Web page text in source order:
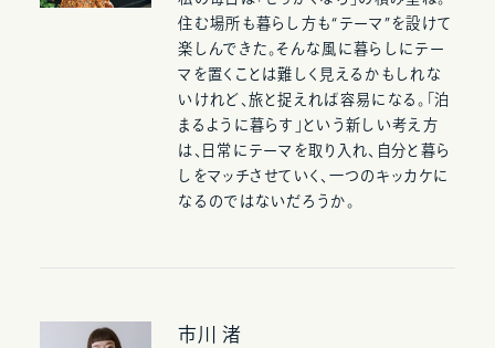
住む場所も暮らし方も“テーマ”を設けて
楽しんできた。そんな風に暮らしにテー
マを置くことは難しく見えるかもしれな
いけれど、旅と捉えれば容易になる。「泊
まるように暮らす」という新しい考え方
は、日常にテーマを取り入れ、自分と暮ら
しをマッチさせていく、一つのキッカケに
なるのではないだろうか。
市川 渚